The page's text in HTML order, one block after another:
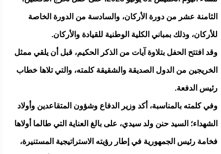
الثامنة عشر من دورة الأركان، والسادسة من الدورة الخاصة
للأركان، وذلك بمباني الكلية الوطنية للقيادة والأركان.
وقد افتتح الحفل بتلاوة آيات من الذكر الحكيم، قبل أن يلقي ممثل
الخريجين من الدول الصديقة والشقيقة كلمته، والتي تلاها خطاب
رئيس الدفعة.
وفي كلمته بالمناسبة، أكد وزير الدفاع وشؤون المتقاعدين وأولاد
الشهداء؛ السيد حنن ولد سيدي، على بالغ العناية التي طالما أولاها
فخامة رئيس الجمهورية في إطار رؤيته الاستراتيجية المستنيرة،